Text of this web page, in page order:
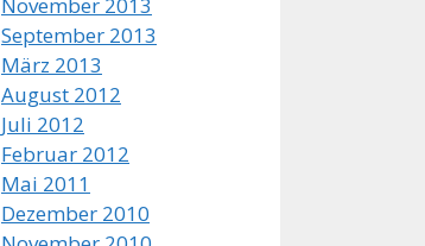
September 2013
März 2013
August 2012
Juli 2012
Februar 2012
Mai 2011
Dezember 2010